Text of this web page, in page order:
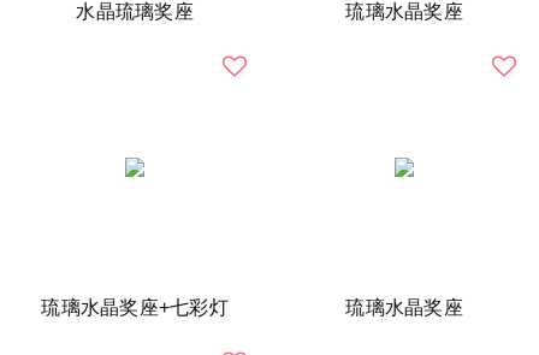
水晶琉璃奖座 琉璃水晶奖座
琉璃水晶奖座+七彩灯 琉璃水晶奖座